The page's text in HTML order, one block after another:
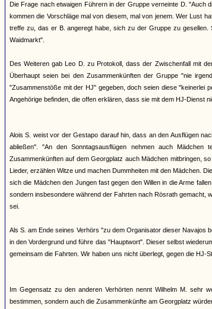
Die Frage nach etwaigen Führern in der Gruppe verneinte D. "Auch
kommen die Vorschläge mal von diesem, mal von jenem. Wer Lust
treffe zu, das er B. angeregt habe, sich zu der Gruppe zu
Waidmarkt".
Des Weiteren gab Leo D. zu Protokoll, dass der Zwischenfall mit
Überhaupt seien bei den Zusammenkünften der Gruppe "nie
"Zusammenstöße mit der HJ" gegeben, doch seien diese "keinerlei
Angehörige befinden, die offen erklären, dass sie mit dem HJ-Dienst
Alois S. weist vor der Gestapo darauf hin, dass an den Ausflügen
abließen". "An den Sonntagsausflügen nehmen auch
Zusammenkünften auf dem Georgplatz auch Mädchen mitbringen,
Lieder, erzählen Witze und machen Dummheiten mit den Mädchen.
sich die Mädchen den Jungen fast gegen den Willen in die Arme
sondern insbesondere während der Fahrten nach Rösrath gemacht,
sei.
Als S. am Ende seines Verhörs "zu dem Organisator dieser
in den Vordergrund und führe das "Hauptwort". Dieser selbst
gemeinsam die Fahrten. Wir haben uns nicht überlegt, gegen die HJ-
Im Gegensatz zu den anderen Verhörten nennt Wilhelm M. sehr
bestimmen, sondern auch die Zusammenkünfte am Georgplatz